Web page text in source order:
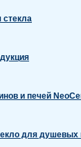
стекла
и печей
для душевых